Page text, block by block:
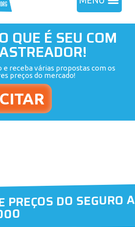
QUE É SEU COM
e receba várias propostas com os
preços do mercado!
PREÇOS DO SEGURO